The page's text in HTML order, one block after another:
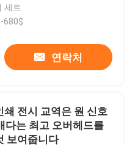
세트
680$
연락처
쇄 전시 교역은 원 신호
다는 최고 오버헤드를
보여줍니다